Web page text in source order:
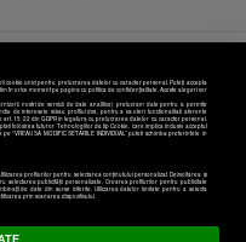
cookie unici pentru prelucrarea datelor cu caracter personal. Puteți accepta
în orice moment pe pagina cu politica de confidențialitate. Aceste alegeri vor
nostri de servicii de date analitice) prelucram date pentru a permite
de interesele si/sau profilul dvs., pentru a va oferi functionalitati aferente
15-22 din GDPR in legatura cu prelucrarea datelor cu caracter personal.
folosirea tuturor Tehnologiilor de tip Cookie, care implica inclusiv acceptul
SA MODIFIC SETARILE INDIVIDUAL” puteti schimba preferintele in
profilurilor pentru selectarea conținutului personalizat. Dezvoltarea și
selectarea publicității personalizate. Crearea profilurilor pentru publicitate
de date din surse diferite. Utilizarea datelor limitate pentru a selecta
prin scanarea dispozitivului.